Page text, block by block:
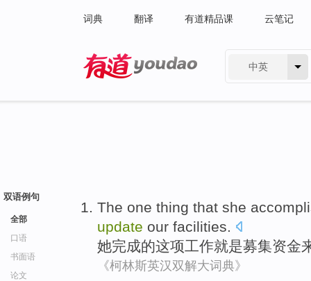
词典 翻译 有道精品课 云笔记
中英
双语例句
全部
口语
书面语
论文
The one thing that she
update our facilities.
她完成的这项工作就是募集资金
《柯林斯英汉双解大词典》